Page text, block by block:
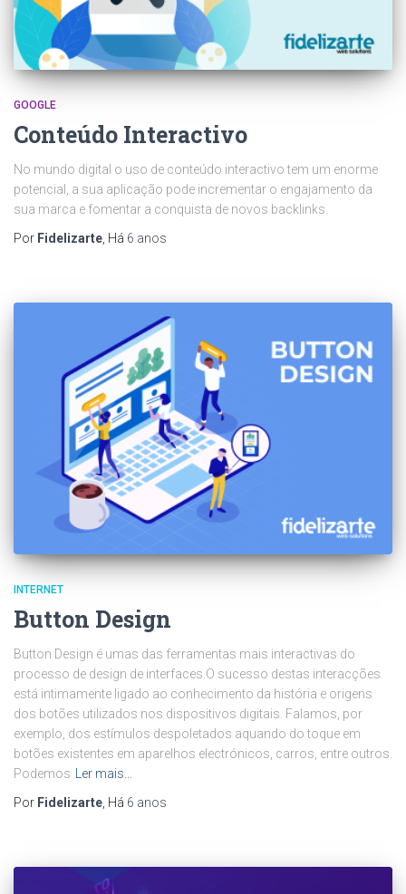
GOOGLE
Conteúdo Interactivo
No mundo digital o uso de conteúdo interactivo tem um enorme
potencial, a sua aplicação pode incrementar o engajamento da
sua marca e fomentar a conquista de novos backlinks.
Por Fidelizarte , Há 6 anos
INTERNET
Button Design
Button Design é umas das ferramentas mais interactivas do
processo de design de interfaces.O sucesso destas interacções
está intimamente ligado ao conhecimento da história e origens
dos botões utilizados nos dispositivos digitais. Falamos, por
exemplo, dos estímulos despoletados aquando do toque em
botões existentes em aparelhos electrónicos, carros, entre outros.
Podemos Ler mais…
Por Fidelizarte, Há 6 anos